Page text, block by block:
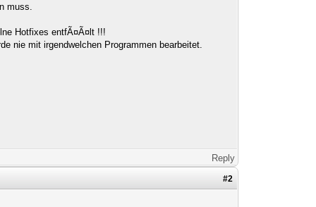
muss.
Hotfixes entfÃ¤Ã¤lt !!!
nie mit irgendwelchen Programmen bearbeitet.
Reply
#2